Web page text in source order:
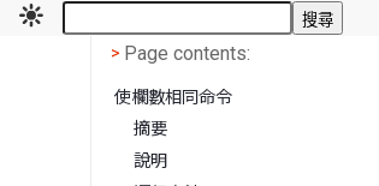
搜尋
< Page contents
> Page contents:
使欄數相同命令
摘要
說明